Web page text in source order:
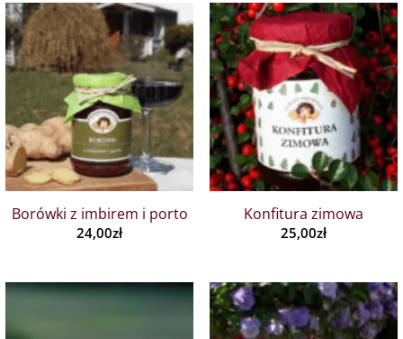
Borówki z imbirem i porto
24,00zł
Konfitura zimowa
25,00zł